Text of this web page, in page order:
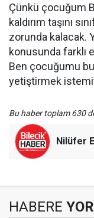
Çünkü çocuğum
kaldırım taşını
zorunda kalacak.
konusunda farklı
Ben çocuğumu
yetiştirmek
Bu haber toplam 630
Nilüfer
HABERE